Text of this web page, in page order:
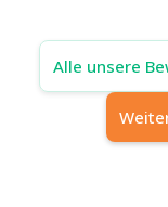
Alle unsere